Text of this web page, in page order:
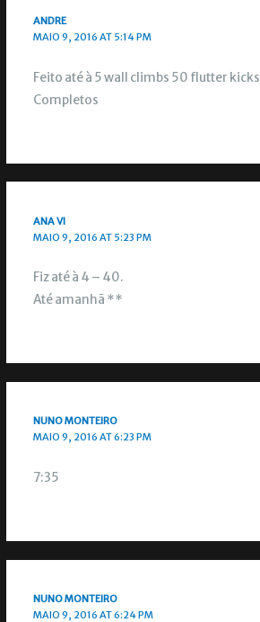
ANDRE
MAIO 9, 2016 AT 5:14 PM
Feito até à 5 wall climbs 50 flutter kicks
Completos
ANA VI
MAIO 9, 2016 AT 5:23 PM
Fiz até à 4 – 40.
Até amanhã **
NUNO MONTEIRO
MAIO 9, 2016 AT 6:23 PM
7:35
NUNO MONTEIRO
MAIO 9, 2016 AT 6:24 PM